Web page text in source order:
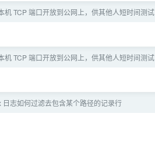
机 TCP 端口开放到公网上，供其他人短时间测试
机 TCP 端口开放到公网上，供其他人短时间测试
日志如何过滤去包含某个路径的记录行